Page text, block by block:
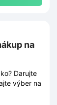
na
Darujte
výber na